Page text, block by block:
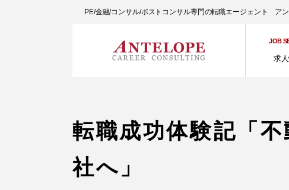
PE/金融/コンサル/ポストコンサル専門の転職エージェント ア
JOB
求
転職成功体験記「
社へ」